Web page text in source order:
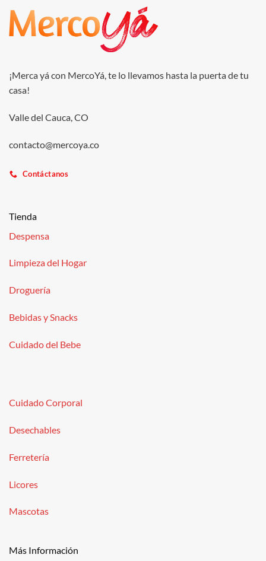
¡Merca yá con MercoYá, te lo llevamos hasta la puerta de tu
casa!
Valle del Cauca, CO
contacto@mercoya.co
Contáctanos
Tienda
Despensa
Limpieza del Hogar
Droguería
Bebidas y Snacks
Cuidado del Bebe
Cuidado Corporal
Desechables
Ferretería
Licores
Mascotas
Más Información